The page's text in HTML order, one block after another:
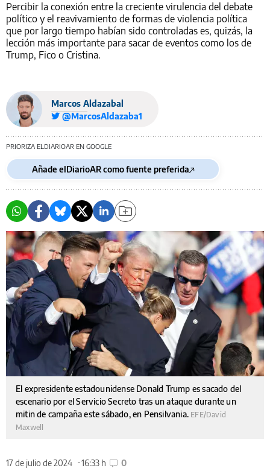
Percibir la conexión entre la creciente virulencia del debate
político y el reavivamiento de formas de violencia política
que por largo tiempo habían sido controladas es, quizás, la
lección más importante para sacar de eventos como los de
Trump, Fico o Cristina.
Marcos Aldazabal
@MarcosAldazaba1
PRIORIZA ELDIARIOAR EN GOOGLE
Añade elDiarioAR como fuente preferida
El expresidente estadounidense Donald Trump es sacado del
escenario por el Servicio Secreto tras un ataque durante un
mitin de campaña este sábado, en Pensilvania. EFE/David
Maxwell
17 de julio de 2024 16:33 h 0